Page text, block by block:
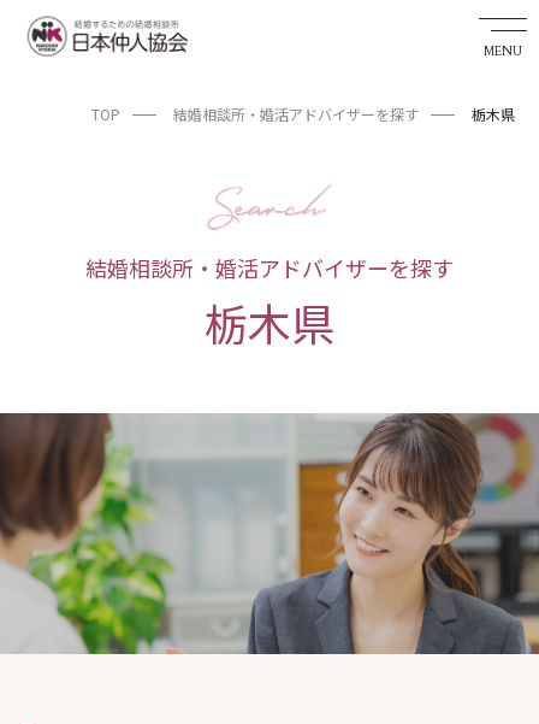
お知らせ
日本仲人協会が選ばれる理由
料金について
成婚者の声
TOP 結婚相談所・婚活アドバイザーを探す 栃木県
結婚相談所・婚活アドバイザーを探す
栃木県